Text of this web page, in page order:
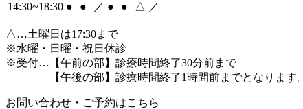
14:30~18:30 ● ● ／ ● ● △ ／
△…土曜日は17:30まで
※水曜・日曜・祝日休診
※受付…【午前の部】診療時間終了30分前まで
【午後の部】診療時間終了1時間前までとなります。
お問い合わせ・ご予約はこちら